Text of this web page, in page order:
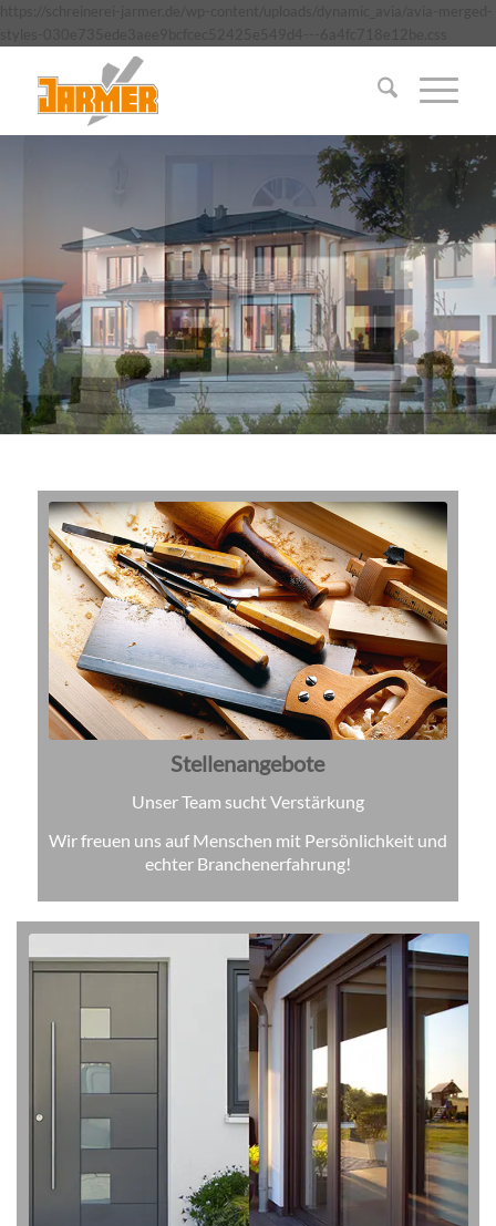
Stellenangebote
Unser Team sucht Verstärkung
Wir freuen uns auf Menschen mit Persönlichkeit und
echter Branchenerfahrung!